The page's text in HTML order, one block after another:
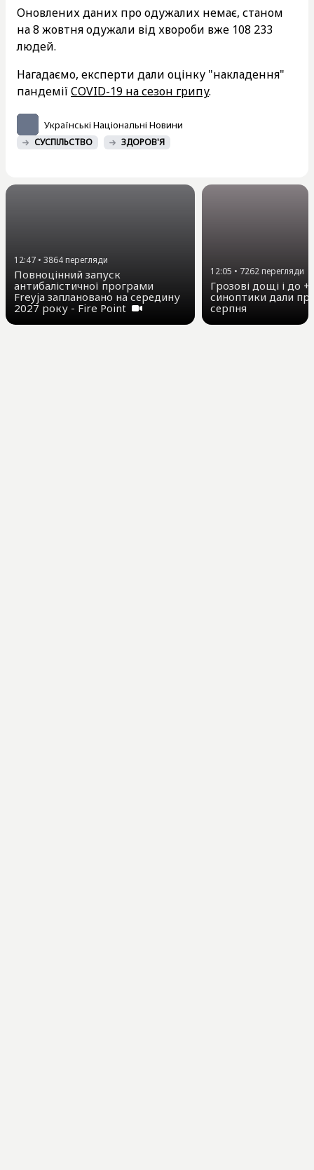
Оновлених даних про одужалих немає, станом
на 8 жовтня одужали від хвороби вже 108 233
людей.
Нагадаємо, експерти дали оцінку "накладення"
пандемії COVID-19 на сезон грипу.
Українські Національні Новини
СУСПІЛЬСТВО ЗДОРОВ'Я
12:47 • 3864 перегляди
Повноцінний запуск
антибалістичної програми
Freyja заплановано на середину
2027 року - Fire Point
12:05 • 7262перегляди
Грозові дощі і до
синоптики дали
серпня